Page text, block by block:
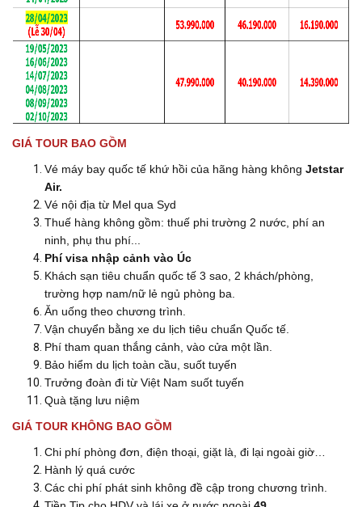
GIÁ TOUR BAO GỒM
Vé máy bay quốc tế khứ hồi của hãng hàng không Jetstar
Air.
Vé nội địa từ Mel qua Syd
Thuế hàng không gồm: thuế phi trường 2 nước, phí an
ninh, phụ thu phí...
Phí visa nhập cảnh vào Úc
Khách sạn tiêu chuẩn quốc tế 3 sao, 2 khách/phòng,
trường hợp nam/nữ lẻ ngủ phòng ba.
Ăn uống theo chương trình.
Vận chuyển bằng xe du lịch tiêu chuẩn Quốc tế.
Phí tham quan thắng cảnh, vào cửa một lần.
Bảo hiểm du lịch toàn cầu, suốt tuyến
Trưởng đoàn đi từ Việt Nam suốt tuyến
Quà tặng lưu niệm
GIÁ TOUR KHÔNG BAO GỒM
Chi phí phòng đơn, điện thoại, giặt là, đi lại ngoài giờ…
Hành lý quá cước
Các chi phí phát sinh không đề cập trong chương trình.